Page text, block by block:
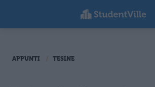
APPUNTI TESINE